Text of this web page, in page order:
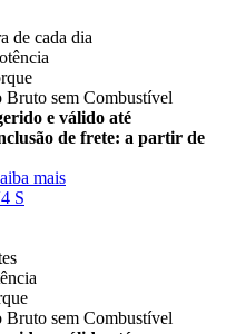
de cada dia
Bruto sem Combustível
e válido até
de frete: a partir de
mais
S
Bruto sem Combustível